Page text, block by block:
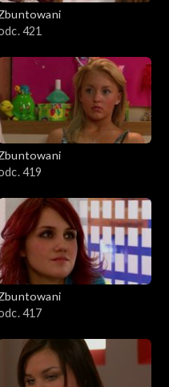
421
419
417